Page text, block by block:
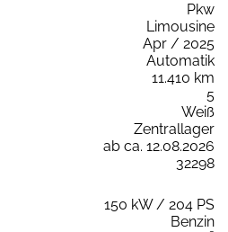
Pkw
Limousine
Apr / 2025
Automatik
11.410 km
5
Weiß
Zentrallager
ab ca. 12.08.2026
32298
150 kW / 204 PS
Benzin